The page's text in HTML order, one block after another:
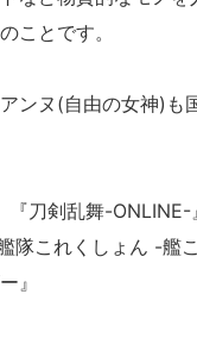
ことです。
ンヌ(自由の女神)も
『刀剣乱舞-
隊これくしょん -艦
』